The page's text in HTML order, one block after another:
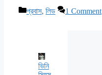
Categories
প্রবাস, লিড 1 Comment
ভিনি